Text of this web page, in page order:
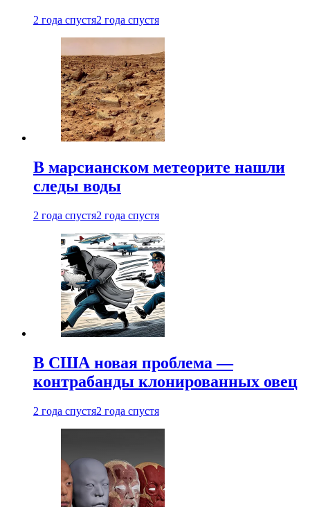
2 года спустя2 года спустя
В марсианском метеорите нашли
следы воды
2 года спустя2 года спустя
В США новая проблема —
контрабанды клонированных овец
2 года спустя2 года спустя